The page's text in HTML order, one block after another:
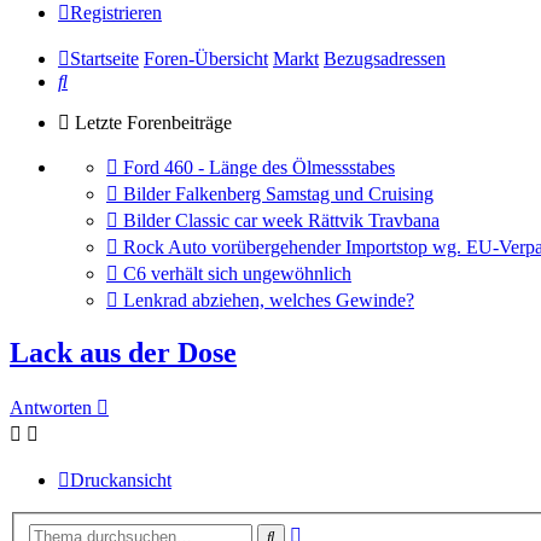
Registrieren
Startseite Foren-Übersicht Markt Bezugsadressen
Suche
Letzte Forenbeiträge
Gehe
zum
letzten
Beitrag
Ford 460 - Länge des Ölmessstabes
Gehe
zum
letzten
Beitrag
Bilder Falkenberg Samstag und Cruising
Gehe
zum
letzten
Beitrag
Bilder Classic car week Rättvik Travbana
Gehe
zum
letzten
Beitrag
Rock Auto vorübergehender Importstop wg. EU-
Gehe
zum
letzten
C6 verhält sich ungewöhnlich
Gehe
letzten
Beitrag
Lenkrad abziehen, welches Gewinde?
Lack aus der Dose
Antworten
Druckansicht
Suche